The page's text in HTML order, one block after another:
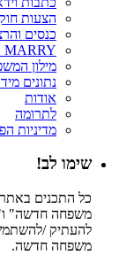
הצעות
כנסים
MARRY אזרחי
מילון
נתונים
אודות
לתרומה
מדיניות
שימו לב!
כל התכנים באתר
משפחה חדשה"
להעתיק /
משפחה חדשה.